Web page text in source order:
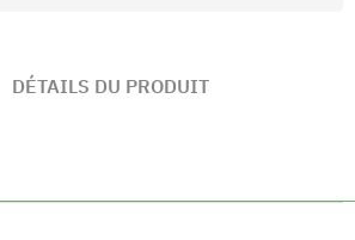
DÉTAILS DU PRODUIT